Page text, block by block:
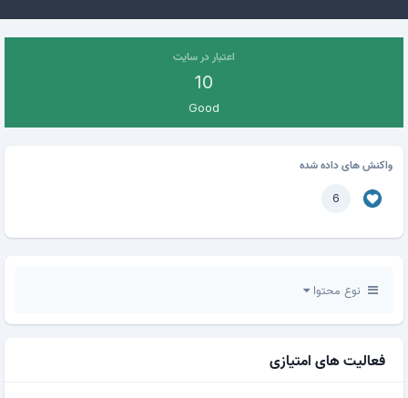
اعتبار در سایت
10
Good
واکنش های داده شده
6
نوع محتوا
فعالیت های امتیازی